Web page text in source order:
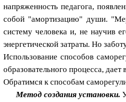
напряженность педагога,
собой "амортизацию" души.
систему человека и, не научив
энергетической затраты. Но
Использование способов
образовательного процесса,
Обратимся к способам
Метод создания установки.